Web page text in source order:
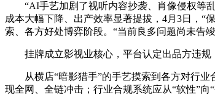
“AI手艺加剧了视听内容抄袭、肖像侵权等乱
成本大幅下降、出产效率显著提拔，4月3日，“
索、各方好处博弈阶段。“当前良多问题尚未告竣
挂牌成立影视业核心，平台认定出品方违规
从横店“暗影猎手”的手艺摸索到各方对行业
现全网、全链冲击；行业合规系统应从“软性”向“